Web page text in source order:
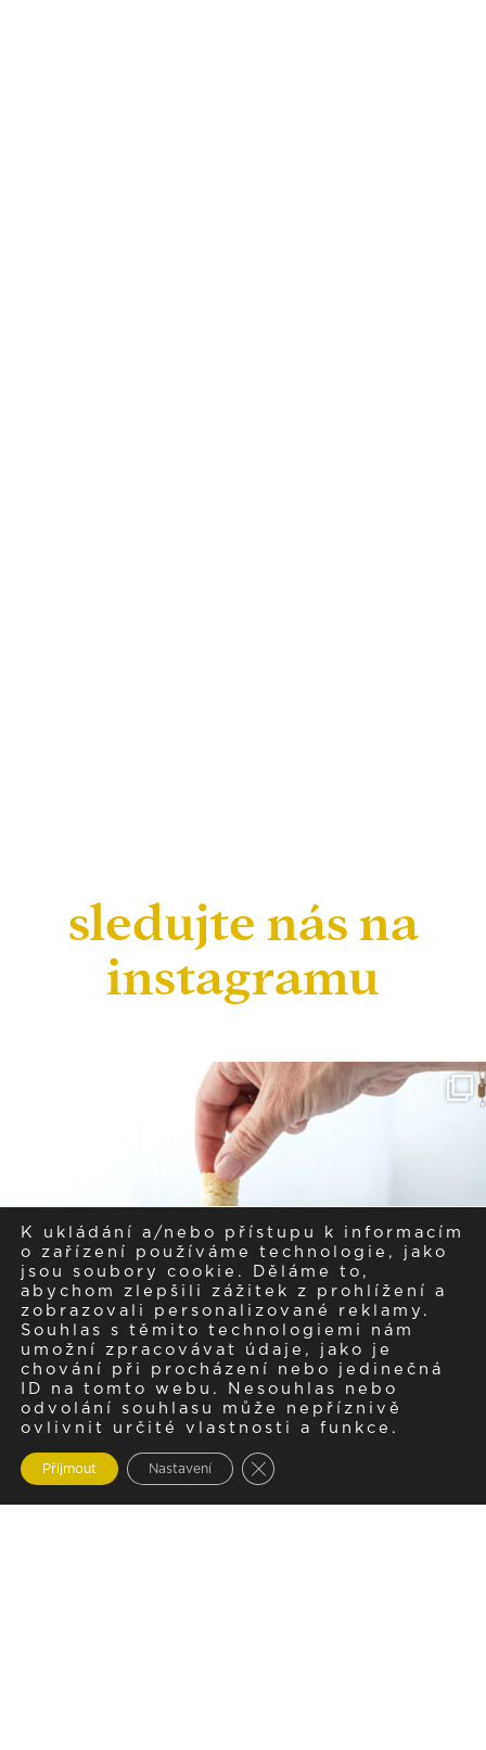
sledujte nás na
instagramu
K ukládání a/nebo přístupu k informacím
o zařízení používáme technologie, jako
jsou soubory cookie. Děláme to,
abychom zlepšili zážitek z prohlížení a
zobrazovali personalizované reklamy.
Souhlas s těmito technologiemi nám
umožní zpracovávat údaje, jako je
chování při procházení nebo jedinečná
ID na tomto webu. Nesouhlas nebo
odvolání souhlasu může nepříznivě
ovlivnit určité vlastnosti a funkce.
Přijmout Nastavení Zavřít cookie lištu GDPR